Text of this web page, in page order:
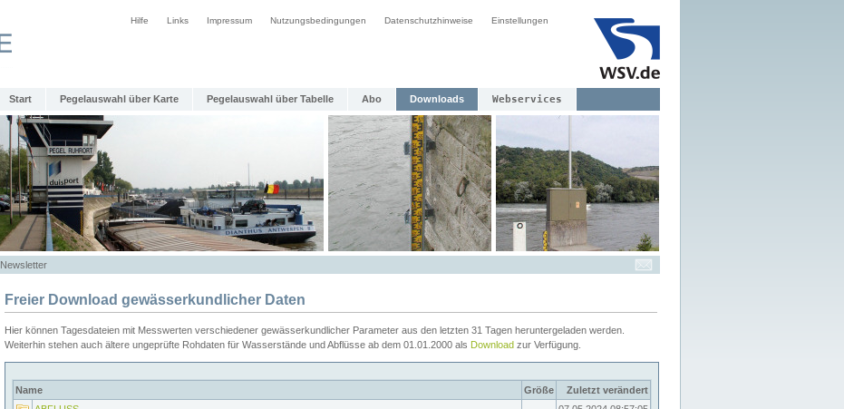
Hilfe Links Impressum Nutzungsbedingungen Datenschutzhinweise Einstellungen
Start Pegelauswahl über Karte Pegelauswahl über Tabelle Abo Downloads Webservices
Newsletter
Freier Download gewässerkundlicher Daten
Hier können Tagesdateien mit Messwerten verschiedener gewässerkundlicher Parameter aus den letzten 31 Tagen heruntergeladen werden.
Weiterhin stehen auch ältere ungeprüfte Rohdaten für Wasserstände und Abflüsse ab dem 01.01.2000 als Download zur Verfügung.
Name Größe
Zuletzt verändert